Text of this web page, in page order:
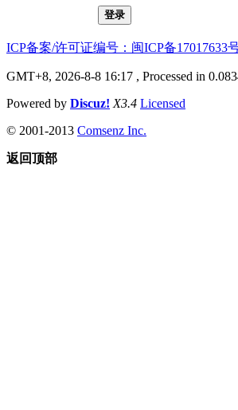
登录
ICP备案/许可证编号：闽ICP备17017633
GMT+8, 2026-8-8 16:17 , Processed in
Powered by Discuz! X3.4 Licensed
© 2001-2013 Comsenz Inc.
返回顶部